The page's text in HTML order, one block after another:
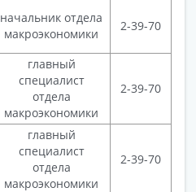
начальник отдела
макроэкономики
2-39-70
главный
специалист
отдела
макроэкономики
2-39-70
главный
специалист
отдела
макроэкономики
2-39-70